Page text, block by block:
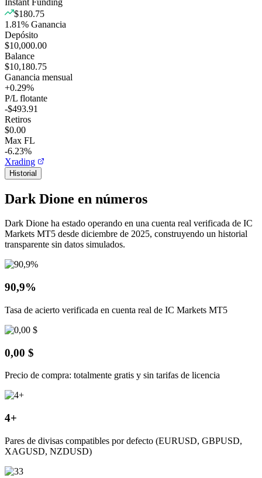
$180.75
1.81% Ganancia
Depósito
$10,000.00
Balance
$10,180.75
Ganancia mensual
+0.29%
P/L flotante
-$493.91
Retiros
$0.00
Max FL
-6.23%
Xrading
Historial
Dark Dione en números
Dark Dione ha estado operando en una cuenta real verificada de IC
Markets MT5 desde diciembre de 2025, construyendo un historial
transparente sin datos simulados.
90,9%
Tasa de acierto verificada en cuenta real de IC Markets MT5
0,00 $
Precio de compra: totalmente gratis y sin tarifas de licencia
4+
Pares de divisas compatibles por defecto (EURUSD, GBPUSD,
XAGUSD, NZDUSD)